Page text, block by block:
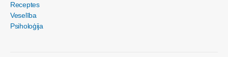
Receptes
Veselība
Psiholoģija